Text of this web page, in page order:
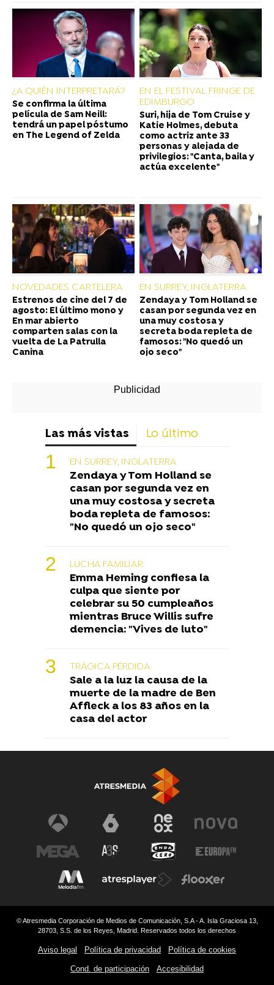
¿A QUIÉN INTERPRETARÁ?
Se confirma la última
película de Sam Neill:
tendrá un papel póstumo
en The Legend of Zelda
EN EL FESTIVAL FRINGE DE
EDIMBURGO
Suri, hija de Tom Cruise y
Katie Holmes, debuta
como actriz ante 33
personas y alejada de
privilegios: "Canta, baila y
actúa excelente"
NOVEDADES CARTELERA
Estrenos de cine del 7 de
agosto: El último mono y
En mar abierto
comparten salas con la
vuelta de La Patrulla
Canina
EN SURREY, INGLATERRA
Zendaya y Tom Holland se
casan por segunda vez en
una muy costosa y
secreta boda repleta de
famosos: "No quedó un
ojo seco"
Las más vistas Lo último
EN SURREY, INGLATERRA
Zendaya y Tom Holland se
casan por segunda vez en
una muy costosa y secreta
boda repleta de famosos:
"No quedó un ojo seco"
LUCHA FAMILIAR
Emma Heming confiesa la
culpa que siente por
celebrar su 50 cumpleaños
mientras Bruce Willis sufre
demencia: "Vives de luto"
TRÁGICA PÉRDIDA
Sale a la luz la causa de la
muerte de la madre de Ben
Affleck a los 83 años en la
casa del actor
© Atresmedia Corporación de Medios de Comunicación, S.A - A. Isla Graciosa 13,
28703, S.S. de los Reyes, Madrid. Reservados todos los derechos
Aviso legal Política de privacidad Política de cookies
Cond. de participación Accesibilidad